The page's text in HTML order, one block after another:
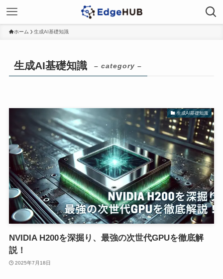
ホーム 生成AI基礎知識
生成AI基礎知識 – category –
生成AI基礎知識
NVIDIA H200を深掘り、最強の次世代GPUを徹底解
説！
2025年7月18日